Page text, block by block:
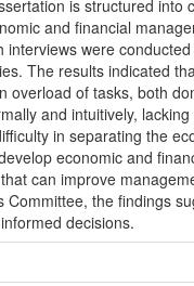
is structured into
and financial
were
The results indicated
of tasks, both
and intuitively,
in separating the
economic and
can improve
the findings
decisions.